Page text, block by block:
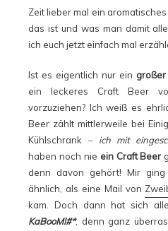
Zeit lieber mal ein aromatisches
das ist und was man damit
ich euch jetzt einfach mal
Ist es eigentlich nur ein
ein leckeres Craft Beer
vorzuziehen? Ich weiß es
Beer zählt mittlerweile bei
Kühlschrank – ich mit
haben noch nie ein Craft Beer
denn davon gehört! Mir
ähnlich, als eine Mail von
kam. Doch dann hat sich
KaBooM!#*, denn ganz